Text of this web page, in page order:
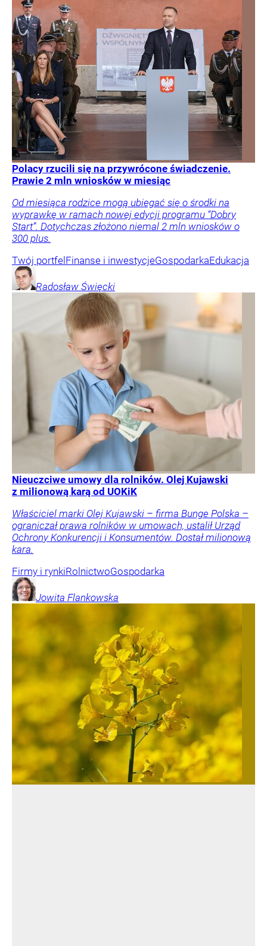
Polacy rzucili się na przywrócone świadczenie.
Prawie 2 mln wniosków w miesiąc
Od miesiąca rodzice mogą ubiegać się o środki na
wyprawkę w ramach nowej edycji programu “Dobry
Start”. Dotychczas złożono niemal 2 mln wniosków o
300 plus.
Twój portfel Finanse i inwestycjeGospodarkaEdukacja
Radosław Święcki
Nieuczciwe umowy dla rolników. Olej Kujawski
z milionową karą od UOKiK
Właściciel marki Olej Kujawski – firma Bunge Polska –
ograniczał prawa rolników w umowach, ustalił Urząd
Ochrony Konkurencji i Konsumentów. Dostał milionową
kara.
Firmy i rynkiRolnictwoGospodarka
Jowita Flankowska